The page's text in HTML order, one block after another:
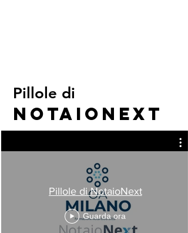
Pillole di
notaionext
Pillole di NotaioNext
Guarda ora